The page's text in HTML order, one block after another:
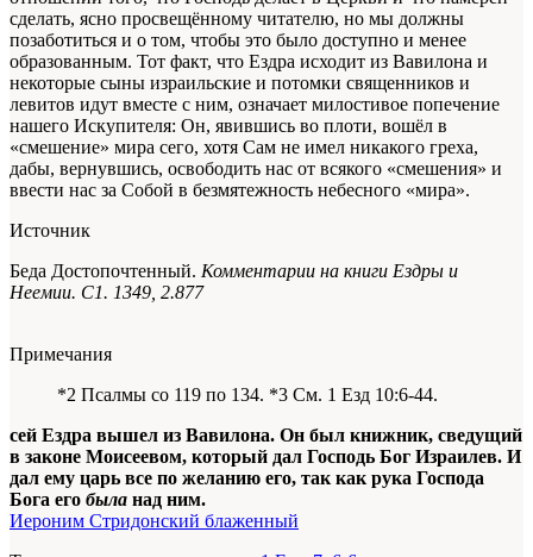
сделать, ясно просвещённому читателю, но мы должны
позаботиться и о том, чтобы это было доступно и менее
образованным. Тот факт, что Ездра исходит из Вавилона и
некоторые сыны израильские и потомки священников и
левитов идут вместе с ним, означает милостивое попечение
нашего Искупителя: Он, явившись во плоти, вошёл в
«смешение» мира сего, хотя Сам не имел никакого греха,
дабы, вернувшись, освободить нас от всякого «смешения» и
ввести нас за Собой в безмятежность небесного «мира».
Источник
Беда Достопочтенный. Комментарии на книги Ездры и
Неемии. С1. 1349, 2.877
Примечания
*2 Псалмы со 119 по 134. *3 См. 1 Езд 10:6-44.
сей Ездра вышел из Вавилона. Он был книжник, сведущий
в законе Моисеевом, который дал Господь Бог Израилев. И
дал ему царь все по желанию его, так как рука Господа
Бога его была над ним.
Иероним Стридонский блаженный